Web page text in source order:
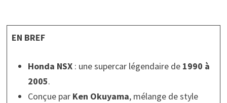
EN BREF
Honda NSX: une supercar légendaire de 1990 à
2005.
Conçue par Ken Okuyama, mélange de style